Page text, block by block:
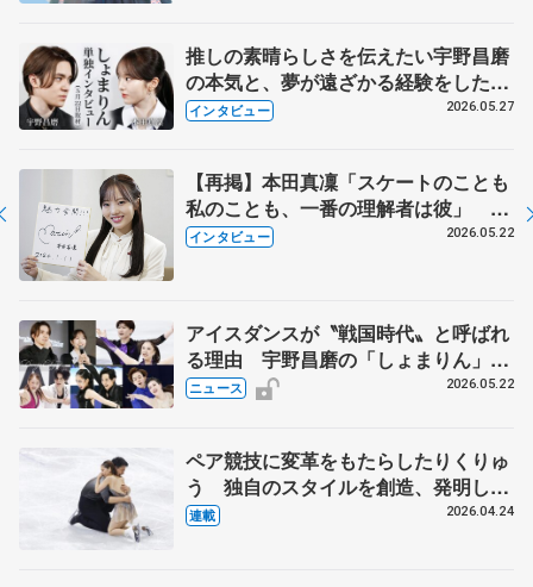
推しの素晴らしさを伝えたい宇野昌磨
の本気と、夢が遠ざかる経験をした本
田真凜の覚悟
インタビュー 2026.05.27
【再掲】本田真凜「スケートのことも
私のことも、一番の理解者は彼」 引
退時の単独インタビューで語った競技
インタビュー 2026.05.22
アイスダンスが〝戦国時代〟と呼ばれ
る理由 宇野昌磨の「しょまりん」ら
実力者が相次いで参戦 国内の競争激
ニュース 2026.05.22
ペア競技に変革をもたらしたりくりゅ
う 独自のスタイルを創造、発明した
【引退発表後②】
連載 2026.04.24